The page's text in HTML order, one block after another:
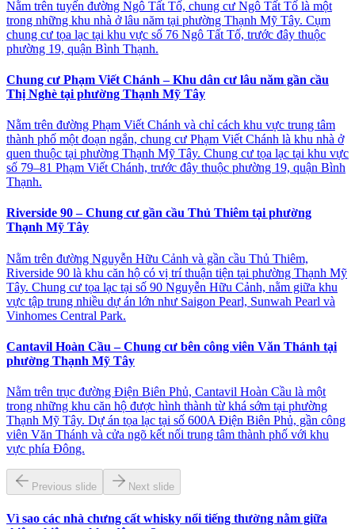
Nằm trên tuyến đường Ngô Tất Tố, chung cư Ngô Tất Tố là một
trong những khu nhà ở lâu năm tại phường Thạnh Mỹ Tây. Cụm
chung cư tọa lạc tại khu vực số 76 Ngô Tất Tố, trước đây thuộc
phường 19, quận Bình Thạnh.
Chung cư Phạm Viết Chánh – Khu dân cư lâu năm gần cầu
Thị Nghè tại phường Thạnh Mỹ Tây
Nằm trên đường Phạm Viết Chánh và chỉ cách khu vực trung tâm
thành phố một đoạn ngắn, chung cư Phạm Viết Chánh là khu nhà ở
quen thuộc tại phường Thạnh Mỹ Tây. Chung cư tọa lạc tại khu vực
số 79–81 Phạm Viết Chánh, trước đây thuộc phường 19, quận Bình
Thạnh.
Riverside 90 – Chung cư gần cầu Thủ Thiêm tại phường
Thạnh Mỹ Tây
Nằm trên đường Nguyễn Hữu Cảnh và gần cầu Thủ Thiêm,
Riverside 90 là khu căn hộ có vị trí thuận tiện tại phường Thạnh Mỹ
Tây. Chung cư tọa lạc tại số 90 Nguyễn Hữu Cảnh, nằm giữa khu
vực tập trung nhiều dự án lớn như Saigon Pearl, Sunwah Pearl và
Vinhomes Central Park.
Cantavil Hoàn Cầu – Chung cư bên công viên Văn Thánh tại
phường Thạnh Mỹ Tây
Nằm trên trục đường Điện Biên Phủ, Cantavil Hoàn Cầu là một
trong những khu căn hộ được hình thành từ khá sớm tại phường
Thạnh Mỹ Tây. Dự án tọa lạc tại số 600A Điện Biên Phủ, gần công
viên Văn Thánh và cửa ngõ kết nối trung tâm thành phố với khu
vực phía Đông.
Previous slide Next slide
Vì sao các nhà chưng cất whisky nổi tiếng thường nằm giữa